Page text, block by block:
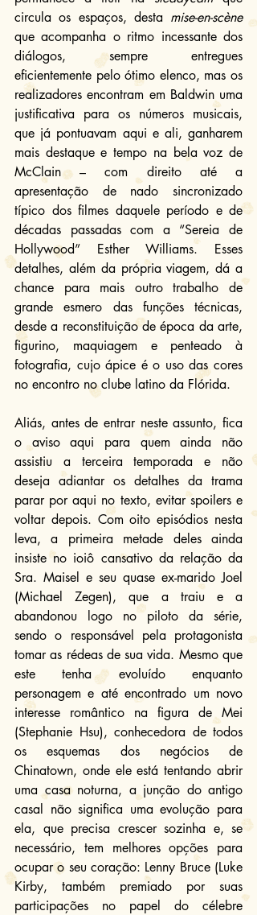
circula os espaços, desta mise-en-scène
que acompanha o ritmo incessante dos
diálogos, sempre entregues
eficientemente pelo ótimo elenco, mas os
realizadores encontram em Baldwin uma
justificativa para os números musicais,
que já pontuavam aqui e ali, ganharem
mais destaque e tempo na bela voz de
McClain – com direito até a
apresentação de nado sincronizado
típico dos filmes daquele período e de
décadas passadas com a “Sereia de
Hollywood” Esther Williams. Esses
detalhes, além da própria viagem, dá a
chance para mais outro trabalho de
grande esmero das funções técnicas,
desde a reconstituição de época da arte,
figurino, maquiagem e penteado à
fotografia, cujo ápice é o uso das cores
no encontro no clube latino da Flórida.
Aliás, antes de entrar neste assunto, fica
o aviso aqui para quem ainda não
assistiu a terceira temporada e não
deseja adiantar os detalhes da trama
parar por aqui no texto, evitar spoilers e
voltar depois. Com oito episódios nesta
leva, a primeira metade deles ainda
insiste no ioiô cansativo da relação da
Sra. Maisel e seu quase ex-marido Joel
(Michael Zegen), que a traiu e a
abandonou logo no piloto da série,
sendo o responsável pela protagonista
tomar as rédeas de sua vida. Mesmo que
este tenha evoluído enquanto
personagem e até encontrado um novo
interesse romântico na figura de Mei
(Stephanie Hsu), conhecedora de todos
os esquemas dos negócios de
Chinatown, onde ele está tentando abrir
uma casa noturna, a junção do antigo
casal não significa uma evolução para
ela, que precisa crescer sozinha e, se
necessário, tem melhores opções para
ocupar o seu coração: Lenny Bruce (Luke
Kirby, também premiado por suas
participações no papel do célebre